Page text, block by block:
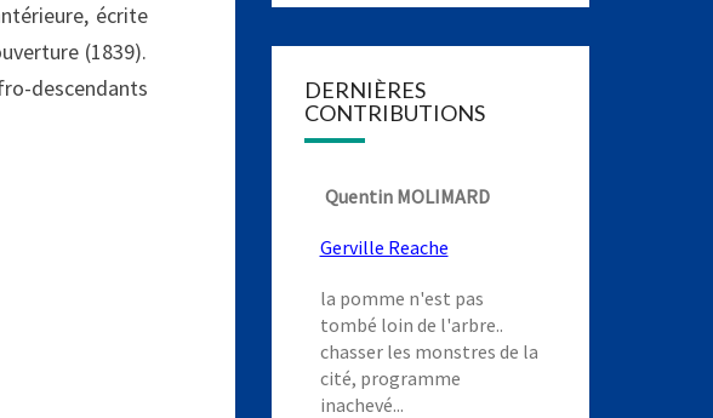
écrite
(1839).
descendants
DERNIÈRES
CONTRIBUTIONS
Quentin MOLIMARD
Gerville Reache
la pomme n'est pas
tombé loin de l'arbre..
chasser les monstres de la
cité, programme
inachevé...